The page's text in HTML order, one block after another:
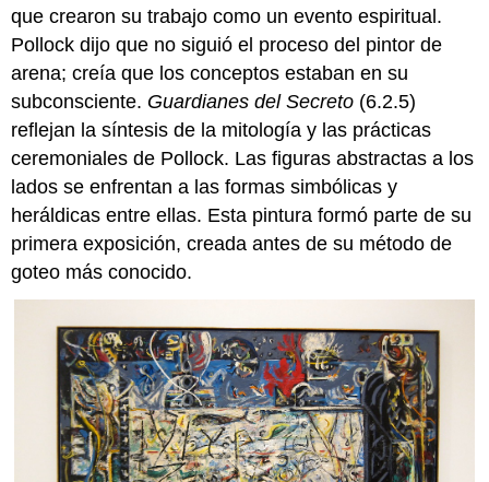
que crearon su trabajo como un evento espiritual.
Pollock dijo que no siguió el proceso del pintor de
arena; creía que los conceptos estaban en su
subconsciente. Guardianes del Secreto (6.2.5)
reflejan la síntesis de la mitología y las prácticas
ceremoniales de Pollock. Las figuras abstractas a los
lados se enfrentan a las formas simbólicas y
heráldicas entre ellas. Esta pintura formó parte de su
primera exposición, creada antes de su método de
goteo más conocido.